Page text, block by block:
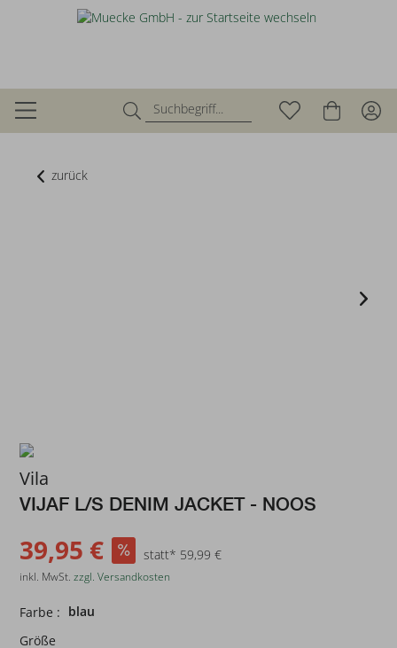
zurück
Vila
VIJAF L/S DENIM JACKET - NOOS
39,95 € statt* 59,99 €
inkl. MwSt.zzgl. Versandkosten
Farbe : blau
Größe